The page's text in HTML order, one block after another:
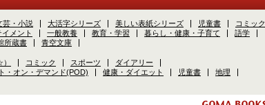
芸・小説 大活字シリーズ 美しい表紙シリーズ 児童書
コミック
メント 一般教養 教育・学習 暮らし・健康・子育て
語学
所蔵書 青空文庫
コミック スポーツ
ダイアリー
・オン・デマンド(POD) 健康・ダイエット 児童書
地理